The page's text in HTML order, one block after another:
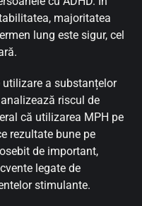
majoritatea
lung este sigur, cel
utilizare a substanțelor
riscul de
că utilizarea MPH pe
rezultate bune pe
de important,
legate de
stimulante.